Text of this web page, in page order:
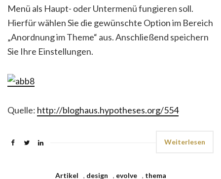
Menü als Haupt- oder Untermenü fungieren soll.
Hierfür wählen Sie die gewünschte Option im Bereich
„Anordnung im Theme“ aus. Anschließend speichern
Sie Ihre Einstellungen.
Quelle: http://bloghaus.hypotheses.org/554
Weiterlesen
Artikel , design , evolve , thema